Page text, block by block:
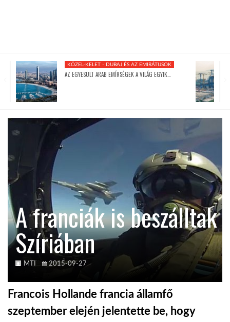
GLOBOTV BP
HÍR3D
TROPICALMAGAZIN
GLOBOTV
AFRIKA TUDÁSTÁR
A NAP SZÉPE
LINKTR.EE
KÖZEL-KELET - DUBAJ ÉS AZ EMIRÁTUSOK
AZ EGYESÜLT ARAB EMÍRSÉGEK A VILÁG EGYIK…
A franciák is beszálltak
Szíriában
MTI 2015-09-27
Francois Hollande francia államfő
szeptember elején jelentette be, hogy